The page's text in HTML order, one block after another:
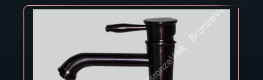
Великий Новгород